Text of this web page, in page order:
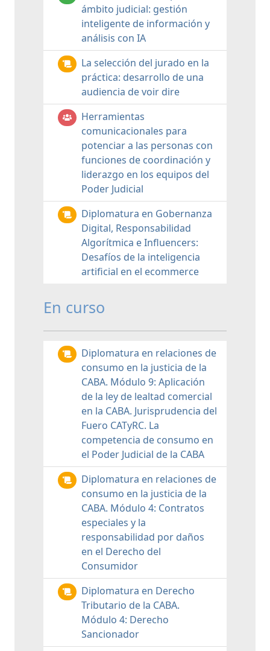
ámbito judicial: gestión
inteligente de información y
análisis con IA
La selección del jurado en la
práctica: desarrollo de una
audiencia de voir dire
Herramientas
comunicacionales para
potenciar a las personas con
funciones de coordinación y
liderazgo en los equipos del
Poder Judicial
Diplomatura en Gobernanza
Digital, Responsabilidad
Algorítmica e Influencers:
Desafíos de la inteligencia
artificial en el ecommerce
En curso
Diplomatura en relaciones de
consumo en la justicia de la
CABA. Módulo 9: Aplicación
de la ley de lealtad comercial
en la CABA. Jurisprudencia del
Fuero CATyRC. La
competencia de consumo en
el Poder Judicial de la CABA
Diplomatura en relaciones de
consumo en la justicia de la
CABA. Módulo 4: Contratos
especiales y la
responsabilidad por daños
en el Derecho del
Consumidor
Diplomatura en Derecho
Tributario de la CABA.
Módulo 4: Derecho
Sancionador